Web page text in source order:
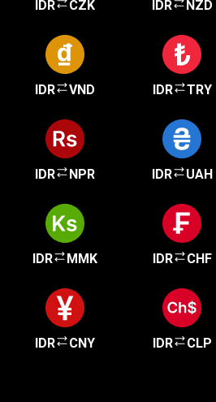
IDR CZK IDR NZD
IDR VND IDR TRY
IDR NPR IDR UAH
IDR MMK IDR CHF
IDR CNY IDR CLP